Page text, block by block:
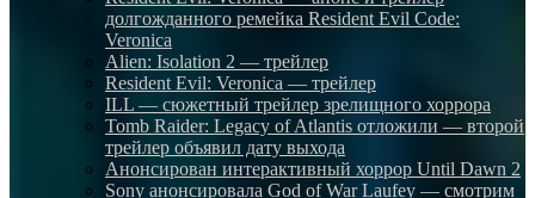
долгожданного ремейка Resident Evil Code:
Veronica
Alien: Isolation 2 — трейлер
Resident Evil: Veronica — трейлер
ILL — сюжетный трейлер зрелищного хоррора
Tomb Raider: Legacy of Atlantis отложили — второй
трейлер объявил дату выхода
Анонсирован интерактивный хоррор Until Dawn 2
Sony анонсировала God of War Laufey — смотрим